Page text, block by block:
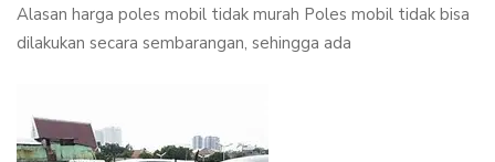
Alasan harga poles mobil tidak murah Poles mobil tidak bisa
dilakukan secara sembarangan, sehingga ada